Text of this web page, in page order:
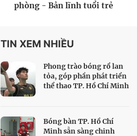
phòng - Bản lĩnh tuổi trẻ
TIN XEM NHIỀU
Phong trào bóng rổ lan
tỏa, góp phần phát triển
thể thao TP. Hồ Chí Minh
Bóng bàn TP. Hồ Chí
Minh sẵn sàng chinh